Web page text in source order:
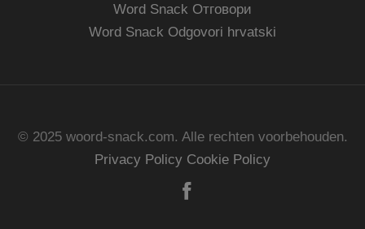
Word Snack Отговори
Word Snack Odgovori hrvatski
© 2025 woord-snack.com. Alle rechten voorbehouden.
Privacy Policy Cookie Policy